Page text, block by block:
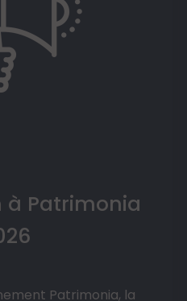
à Patrimonia
Patrimonia, la